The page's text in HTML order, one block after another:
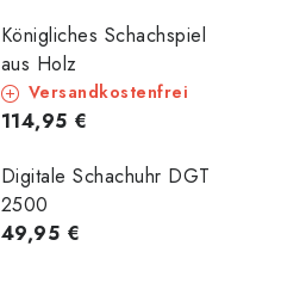
Königliches Schachspiel
aus Holz
Versandkostenfrei
114,95 €
Digitale Schachuhr DGT
2500
49,95 €